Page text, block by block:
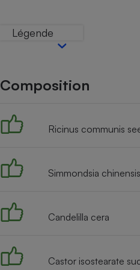
Légende
Composition
Ricinus communis
Simmondsia
Candelilla cera
Castor isostearate